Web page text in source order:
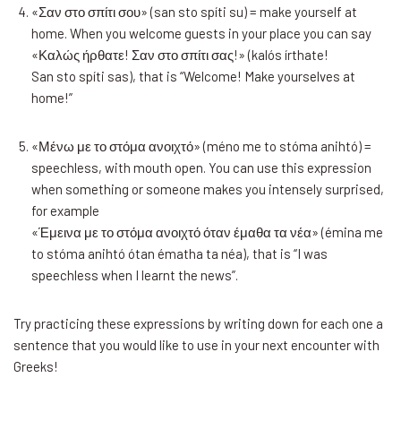
«Σαν στο σπίτι σου» (san sto spíti su) = make yourself at
home. When you welcome guests in your place you can say
«Καλώς ήρθατε! Σαν στο σπίτι σας!» (kalós írthate!
San sto spíti sas), that is “Welcome! Make yourselves at
home!”
«Μένω με το στόμα ανοιχτό» (méno me to stóma anihtó) =
speechless, with mouth open. You can use this expression
when something or someone makes you intensely surprised,
for example
«Έμεινα με το στόμα ανοιχτό όταν έμαθα τα νέα» (émina me
to stóma anihtó ótan ématha ta néa), that is “I was
speechless when I learnt the news”.
Try practicing these expressions by writing down for each one a
sentence that you would like to use in your next encounter with
Greeks!